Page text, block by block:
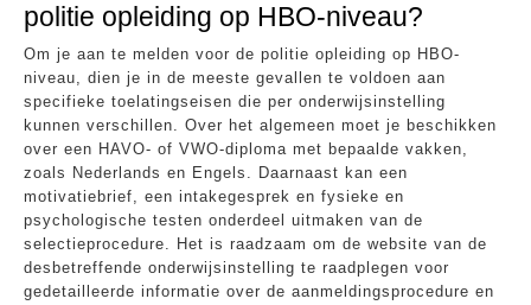
politie opleiding op HBO-niveau?
Om je aan te melden voor de politie opleiding op HBO-
niveau, dien je in de meeste gevallen te voldoen aan
specifieke toelatingseisen die per onderwijsinstelling
kunnen verschillen. Over het algemeen moet je beschikken
over een HAVO- of VWO-diploma met bepaalde vakken,
zoals Nederlands en Engels. Daarnaast kan een
motivatiebrief, een intakegesprek en fysieke en
psychologische testen onderdeel uitmaken van de
selectieprocedure. Het is raadzaam om de website van de
desbetreffende onderwijsinstelling te raadplegen voor
gedetailleerde informatie over de aanmeldingsprocedure en